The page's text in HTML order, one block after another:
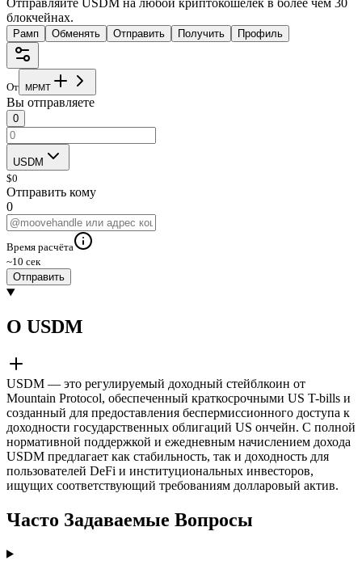
Отправляйте USDM на любой криптокошелек в более чем 30
блокчейнах.
Рамп Обменять Отправить Получить Профиль
От MPMT
Вы отправляете
0
USDM
$0
Отправить кому
0
Время расчёта
~10 сек
Отправить
О USDM
USDM — это регулируемый доходный стейблкоин от
Mountain Protocol, обеспеченный краткосрочными US T-bills и
созданный для предоставления беспермиссионного доступа к
доходности государственных облигаций US ончейн. С полной
нормативной поддержкой и ежедневным начислением дохода
USDM предлагает как стабильность, так и доходность для
пользователей DeFi и институциональных инвесторов,
ищущих соответствующий требованиям долларовый актив.
Часто Задаваемые Вопросы